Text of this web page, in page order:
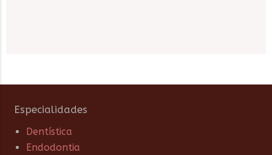
Especialidades
Dentística
Endodontia